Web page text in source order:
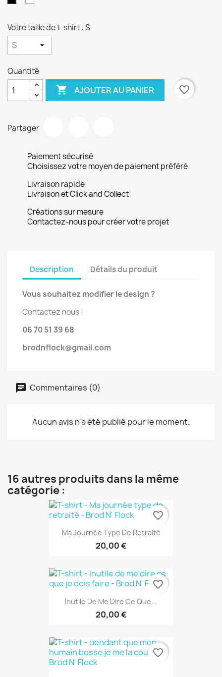
Votre taille de t-shirt : S
Quantité
 AJOUTER AU PANIER favorite_border
Partager
Paiement sécurisé
Choisissez votre moyen de paiement préféré
Livraison rapide
Livraison et Click and Collect
Créations sur mesure
Contactez-nous pour créer votre projet
Description Détails du produit
Vous souhaitez modifier le design ?
Contactez nous !
06 70 51 39 68
brodnflock@gmail.com
Commentaires (0)
Aucun avis n'a été publié pour le moment.
16 autres produits dans la même
catégorie :
Ma Journée Type De Retraité
20,00 €
favorite_border
Inutile De Me Dire Ce Que...
20,00 €
favorite_border
favorite_border